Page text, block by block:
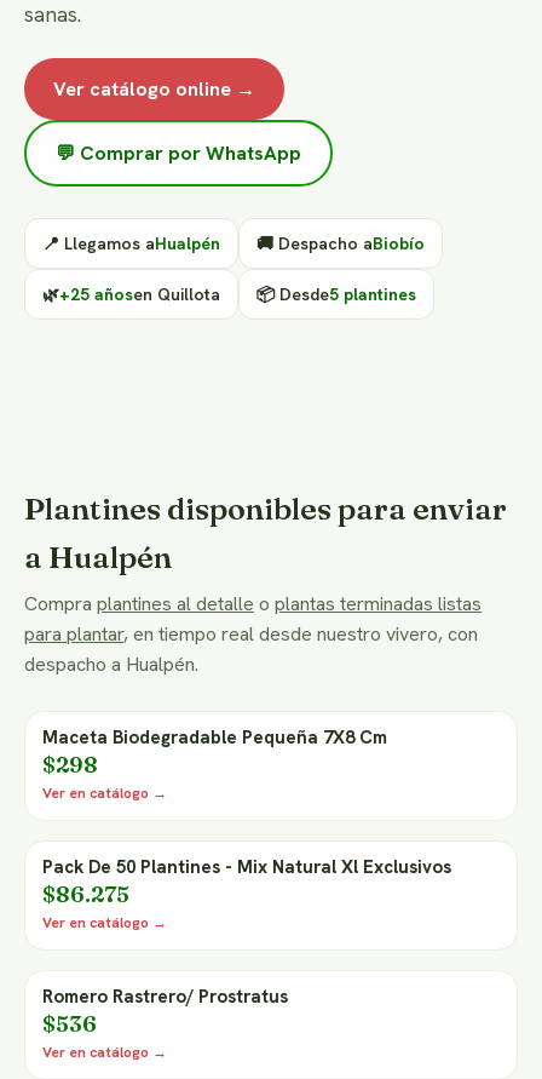
sanas.
Ver catálogo online →
💬 Comprar por WhatsApp
📍 Llegamos aHualpén 🚚 Despacho aBiobío
🌿+25 añosen Quillota 📦 Desde5 plantines
Plantines disponibles para enviar
a Hualpén
Compra plantines al detalle o plantas terminadas listas
para plantar, en tiempo real desde nuestro vivero, con
despacho a Hualpén.
Maceta Biodegradable Pequeña 7X8 Cm
$298
Ver en catálogo →
Pack De 50 Plantines - Mix Natural Xl Exclusivos
$86.275
Ver en catálogo →
Romero Rastrero/ Prostratus
$536
Ver en catálogo →